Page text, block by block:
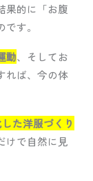
果的に「お腹
す。
動、そしてお
れば、今の体
た洋服づくり
けで自然に見